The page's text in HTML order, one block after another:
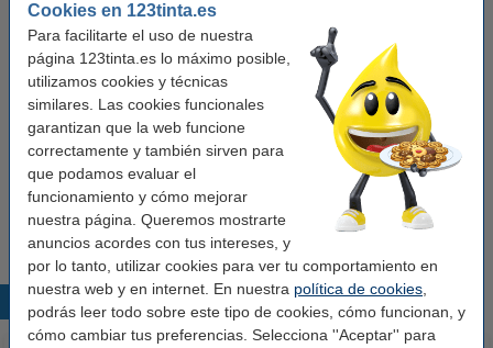
Cookies en 123tinta.es
Para facilitarte el uso de nuestra
página 123tinta.es lo máximo posible,
utilizamos cookies y técnicas
similares. Las cookies funcionales
garantizan que la web funcione
correctamente y también sirven para
que podamos evaluar el
funcionamiento y cómo mejorar
nuestra página. Queremos mostrarte
anuncios acordes con tus intereses, y
por lo tanto, utilizar cookies para ver tu comportamiento en
nuestra web y en internet. En nuestra política de cookies
podrás leer todo sobre este tipo de cookies, cómo funcionan, y
cómo cambiar tus preferencias. Selecciona ''Aceptar'' para
Precio por etiqu
0,019 €
57,50 € Comprar
Consejo
Le recomendamos que compre estas etiquetas en lugar de las
etiquetas originales.
Productos destacados